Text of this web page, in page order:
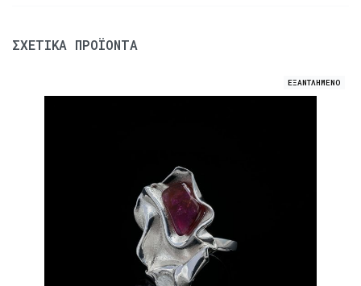
ΣΧΕΤΙΚΆ ΠΡΟΪΌΝΤΑ
ΕΞΑΝΤΛΗΜΕΝΟ